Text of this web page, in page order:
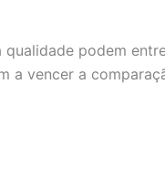
podem
a vencer a